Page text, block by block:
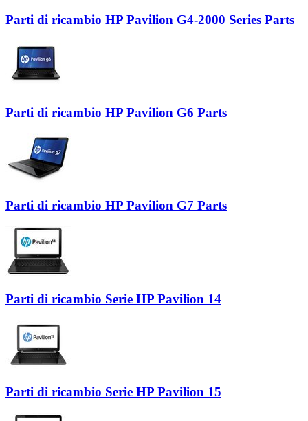
Parti di ricambio HP Pavilion G4-2000 Series Parts
Parti di ricambio HP Pavilion G6 Parts
Parti di ricambio HP Pavilion G7 Parts
Parti di ricambio Serie HP Pavilion 14
Parti di ricambio Serie HP Pavilion 15